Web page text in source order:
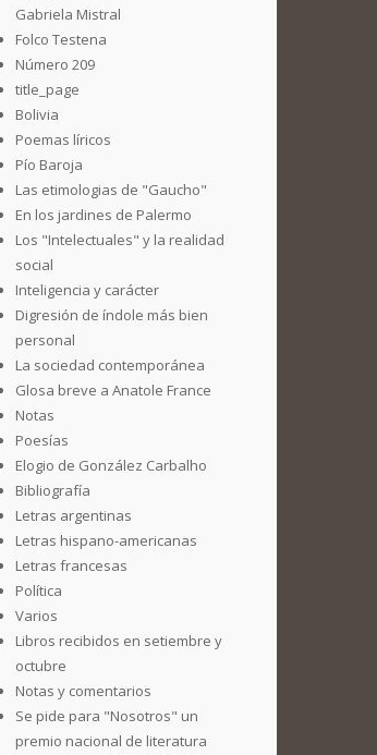
Gabriela Mistral
Folco Testena
Número 209
title_page
Bolivia
Poemas líricos
Pío Baroja
Las etimologias de "Gaucho"
En los jardines de Palermo
Los "Intelectuales" y la realidad
social
Inteligencia y carácter
Digresión de índole más bien
personal
La sociedad contemporánea
Glosa breve a Anatole France
Notas
Poesías
Elogio de González Carbalho
Bibliografía
Letras argentinas
Letras hispano-americanas
Letras francesas
Política
Varios
Libros recibidos en setiembre y
octubre
Notas y comentarios
Se pide para "Nosotros" un
premio nacional de literatura